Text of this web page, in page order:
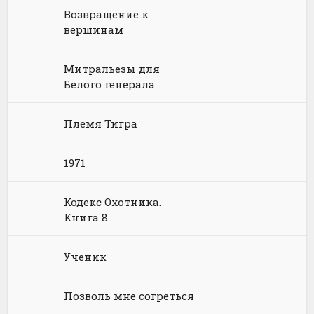
Языкознание
Научная фантастика
Социальная фантастика
Любовное фэнтези
Ужасы и Мистика
Возвращение к
вершинам
Митральезы для
Белого генерала
Племя Тигра
1971
Кодекс Охотника.
Книга 8
Ученик
Позволь мне согреться